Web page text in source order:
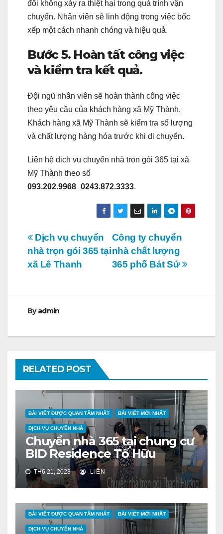
đối không xảy ra thiệt hại trong quá trình vận
chuyển. Nhân viên sẽ linh động trong việc bốc
xếp một cách nhanh chóng và hiệu quả.
Bước 5. Hoàn tất công việc
và kiểm tra kết quả.
Đội ngũ nhân viên sẽ hoàn thành công việc
theo yêu cầu của khách hàng xã Mỹ Thành.
Khách hàng xã Mỹ Thành sẽ kiểm tra số lượng
và chất lượng hàng hóa trước khi di chuyển.
Liên hệ dịch vụ chuyển nhà trọn gói 365 tại xã
Mỹ Thành theo số
093.202.9968_0243.872.3333.
Điều
hướng
Công ty chuyển
nhà chất lượng
365 phố Bát Sứ
Dịch vụ chuyển
nhà trọn gói 365 tại
xã Lê Thanh
Byadmin
RELATED POST
BÀI VIẾT ĐƯỢC QUAN TÂM NHẤT BÀI VIẾT MỚI NHẤT
DỊCH VỤ CHUYỂN NHÀ
Chuyển nhà 365 tại chung cư
BID Residence Tố Hữu
TH6 21, 2023 LIÊN
BÀI VIẾT ĐƯỢC QUAN TÂM NHẤT BÀI VIẾT MỚI NHẤT
DỊCH VỤ CHUYỂN NHÀ